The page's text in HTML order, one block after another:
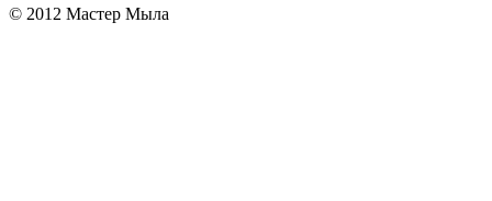
© 2012 Мастер Мыла